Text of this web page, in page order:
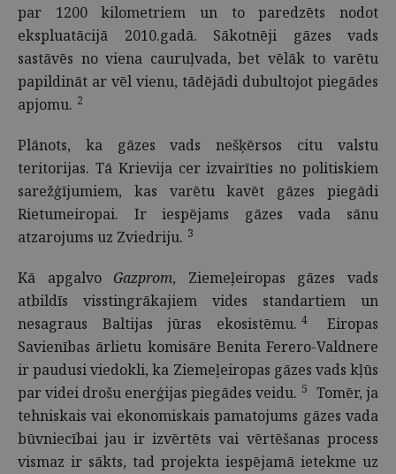
par 1200 kilometriem un to paredzēts nodot
ekspluatācijā 2010.gadā. Sākotnēji gāzes vads
sastāvēs no viena cauruļvada, bet vēlāk to varētu
papildināt ar vēl vienu, tādējādi dubultojot piegādes
apjomu. 2
Plānots, ka gāzes vads nešķērsos citu valstu
teritorijas. Tā Krievija cer izvairīties no politiskiem
sarežģījumiem, kas varētu kavēt gāzes piegādi
Rietumeiropai. Ir iespējams gāzes vada sānu
atzarojums uz Zviedriju. 3
Kā apgalvo Gazprom, Ziemeļeiropas gāzes vads
atbildīs visstingrākajiem vides standartiem un
nesagraus Baltijas jūras ekosistēmu. 4
Eiropas
Savienības ārlietu komisāre Benita Ferero-Valdnere
ir paudusi viedokli, ka Ziemeļeiropas gāzes vads kļūs
par videi drošu enerģijas piegādes veidu. 5
Tomēr, ja
tehniskais vai ekonomiskais pamatojums gāzes vada
būvniecībai jau ir izvērtēts vai vērtēšanas process
vismaz ir sākts, tad projekta iespējamā ietekme uz